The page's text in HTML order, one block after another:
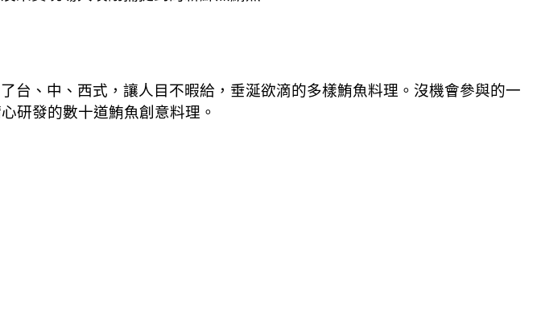
台、中、西式，讓人目不暇給，垂涎欲滴的多樣鮪魚料理。沒機會參與的一
研發的數十道鮪魚創意料理。